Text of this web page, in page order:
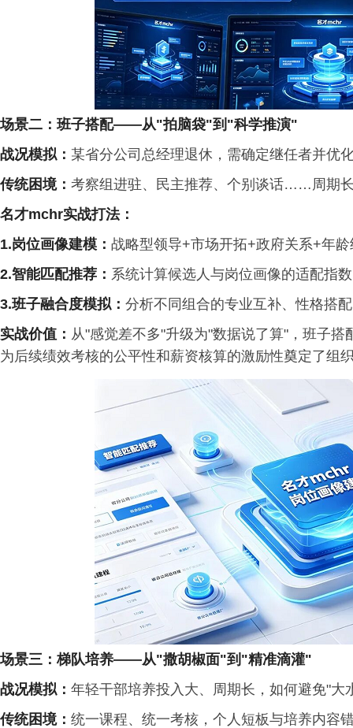
场景二：班子搭配——从"拍脑袋"到 "科学推演"
战况模拟： 某省分公司总经理退休，需确定继任者并优
传统困境： 考察组进驻、民主推荐、个别谈话……周期
名才mchr实战打法：
1.岗位画像建模 ： 战略型领导+市场开拓+政府关系+年
2.智能匹配推荐： 系统计算候选人与岗位画像的适配指数
3.班子融合度模拟： 分析不同组合的专业互补、性格搭
实战价值 ： 从"感觉差不多"升级为"数据说了算"，班子
为后续绩效考核的公平性和薪资核算的激励性奠定了组
场景三：梯队培养——从"撒胡椒面"到 "精准滴灌"
战况模拟： 年轻干部培养投入大、周期长，如何避免"大
传统困境： 统一课程、统一考核，个人短板与培养内容